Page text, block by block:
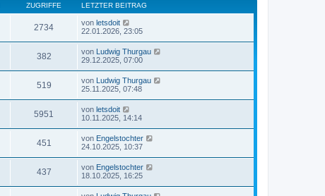
ZUGRIFFE LETZTER BEITRAG
2734 von letsdoit
22.01.2026, 23:05
382 von Ludwig Thurgau
29.12.2025, 07:00
519 von Ludwig Thurgau
25.11.2025, 07:48
5951 von letsdoit
10.11.2025, 14:14
451 von Engelstochter
24.10.2025, 10:37
437 von Engelstochter
18.10.2025, 16:25